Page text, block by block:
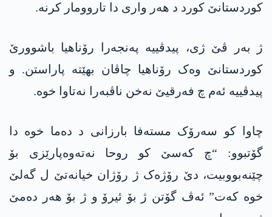
کوردستانێ کورد د ھەر واری دا تاروومار کرنە.
ژ بەر ڤێ ژی، پیدڤییە پەنجەرا رۆناھیا باشوورێ
کوردستانێ وەک رۆناھیا چاڤان بهێتە پاراستن. و
پیدڤییە ئەم چ فەرقیێ نەخن ناڤبەرا نەتاوا خوە.
چاوا کو سەرۆک مستەفا بارزانی د دەما خوە دا
گۆتبوو: “چ کەسێ کو روحا نەتەوەپارێزی بۆ
چێنەبووبیت، دێ رۆژەک ژ رۆژان خیانەتێ ل گەلێ
خوە کەت” ئەڤ گۆتن ژ بۆ ئیرۆ و ژ بۆ ھەر دەمێ